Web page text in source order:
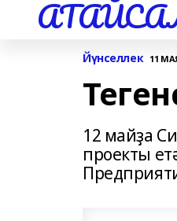
Йүнселлек 11
12 майҙа
проекты